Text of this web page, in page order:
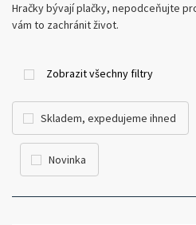
Hračky bývají plačky, nepodceňujte
vám to zachránit život.
Zobrazit všechny filtry
Skladem, expedujeme ihned
Novinka